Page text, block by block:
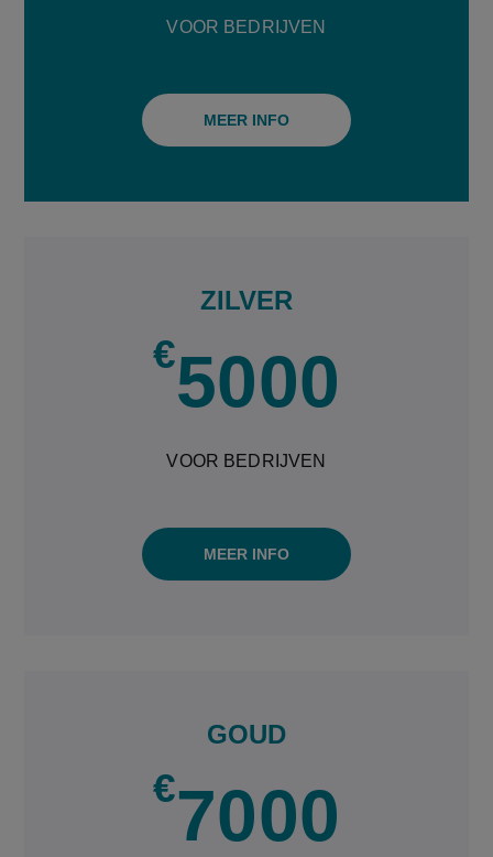
VOOR BEDRIJVEN
MEER INFO
ZILVER
€5000
VOOR BEDRIJVEN
MEER INFO
GOUD
€7000